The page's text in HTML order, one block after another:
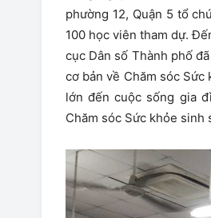
phường 12, Quận 5 tổ
100 học viên tham dự.
cục Dân số Thành phố
cơ bản về Chăm sóc
lớn đến cuộc sống gia
Chăm sóc Sức khỏe